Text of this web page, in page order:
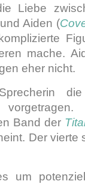
Liebe
Aiden (
mache.
eher nicht.
Band der
Der vierte
um